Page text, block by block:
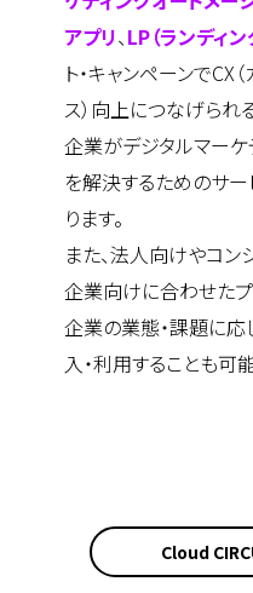
アプリ、LP（ランディン
ト・キャンペーンでCX
ス）向上につなげられ
企業がデジタルマー
を解決するためのサ
ります。
また、法人向けやコン
企業向けに合わせたプ
企業の業態・課題に
入・利用することも可
Cloud